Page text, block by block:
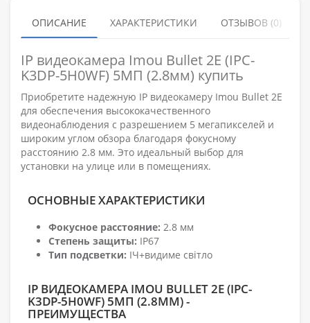
ОПИСАНИЕ ХАРАКТЕРИСТИКИ ОТЗЫВОВ (0)
IP видеокамера Imou Bullet 2E (IPC-
K3DP-5H0WF) 5МП (2.8мм) купить
Приобретите надежную IP видеокамеру Imou Bullet 2E
для обеспечения высококачественного
видеонаблюдения с разрешением 5 мегапикселей и
широким углом обзора благодаря фокусному
расстоянию 2.8 мм. Это идеальный выбор для
установки на улице или в помещениях.
ОСНОВНЫЕ ХАРАКТЕРИСТИКИ
Фокусное расстояние: 2.8 мм
Степень защиты: IP67
Тип подсветки: ІЧ+видиме світло
IP ВИДЕОКАМЕРА IMOU BULLET 2E (IPC-
K3DP-5H0WF) 5МП (2.8ММ) -
ПРЕИМУЩЕСТВА